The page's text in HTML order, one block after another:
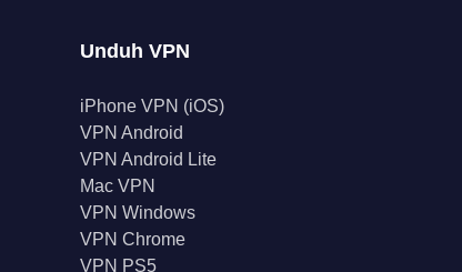
Unduh VPN
iPhone VPN (iOS)
VPN Android
VPN Android Lite
Mac VPN
VPN Windows
VPN Chrome
VPN PS5